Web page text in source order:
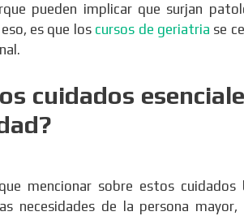
pueden implicar que surjan
es que los cursos de geriatria se
cuidados
mencionar sobre estos cuidados
necesidades de la persona